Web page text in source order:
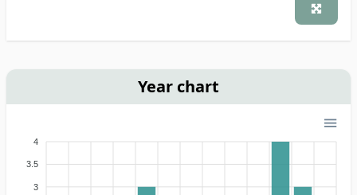
Year chart
4
3.5
3